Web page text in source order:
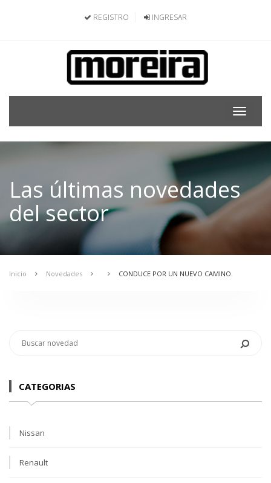
REGISTRO INGRESAR
Toggle
Las últimas novedades
del sector
Inicio Novedades CONDUCE POR UN NUEVO CAMINO.
CATEGORIAS
Nissan
Renault